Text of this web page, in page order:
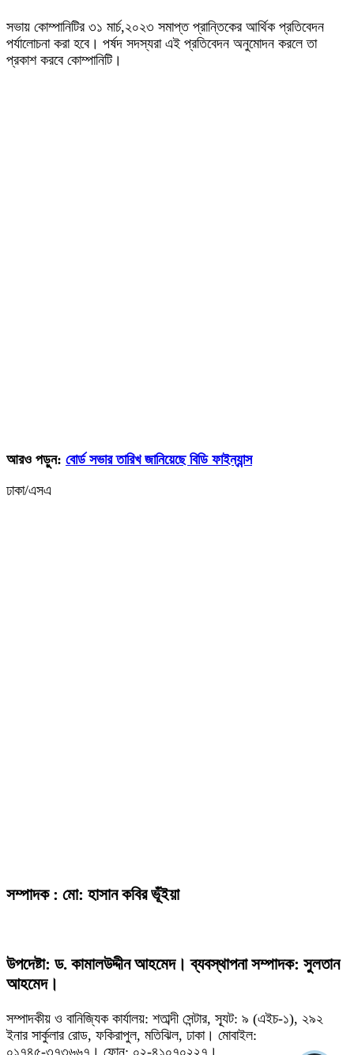
সভায় কোম্পানিটির ৩১ মার্চ,২০২৩ সমাপ্ত প্রান্তিকের আর্থিক প্রতিবেদন
পর্যালোচনা করা হবে। পর্ষদ সদস্যরা এই প্রতিবেদন অনুমোদন করলে তা
প্রকাশ করবে কোম্পানিটি।
আরও পড়ুন: বোর্ড সভার তারিখ জানিয়েছে বিডি ফাইন্যান্স
ঢাকা/এসএ
সম্পাদক : মো: হাসান কবির ভূঁইয়া
উপদেষ্টা: ড. কামালউদ্দীন আহমেদ। ব্যবস্থাপনা সম্পাদক: সুলতান
আহমেদ।
সম্পাদকীয় ও বানিজ্যিক কার্যালয়: শতাব্দী সেন্টার, স্যূট: ৯ (এইচ-১), ২৯২
ইনার সার্কুলার রোড, ফকিরাপুল, মতিঝিল, ঢাকা। মোবাইল:
০১৭৪৫-৩৭৩৬৬৭। ফোন: ০২-৪১০৭০২২৭।